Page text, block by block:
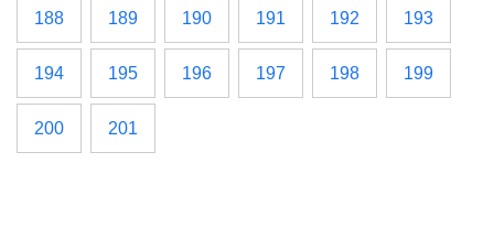
188 189 190 191 192 193
194 195 196 197 198 199
200 201